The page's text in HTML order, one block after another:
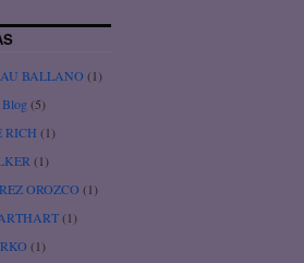
BALLANO (1)
(5)
RICH (1)
(1)
OROZCO (1)
(1)
(1)